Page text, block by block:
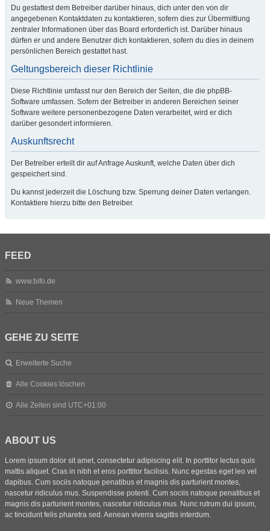
Du gestattest dem Betreiber darüber hinaus, dich unter den von dir
angegebenen Kontaktdaten zu kontaktieren, sofern dies zur Übermittlung
zentraler Informationen über das Board erforderlich ist. Darüber hinaus
dürfen er und andere Benutzer dich kontaktieren, sofern du dies in deinem
persönlichen Bereich gestattet hast.
Geltungsbereich dieser Richtlinie
Diese Richtlinie umfasst nur den Bereich der Seiten, die die phpBB-
Software umfassen. Sofern der Betreiber in anderen Bereichen seiner
Software weitere personenbezogene Daten verarbeitet, wird er dich
darüber gesondert informieren.
Auskunftsrecht
Der Betreiber erteilt dir auf Anfrage Auskunft, welche Daten über dich
gespeichert sind.
Du kannst jederzeit die Löschung bzw. Sperrung deiner Daten verlangen.
Kontaktiere hierzu bitte den Betreiber.
FEED
www.bifo.de
Neue Themen
GEHE ZU SEITE
Erweiterte Suche
Alle Cookies löschen
Alle Zeiten sind UTC+01:00
ABOUT US
Lorem ipsum dolor sit amet, consectetur adipiscing elit. In porttitor lectus quis
mattis aliquet. Cras in nibh et eros porttitor facilisis. Nunc egestas eget leo vel
dapibus. Cum sociis natoque penatibus et magnis dis parturient montes,
nascetur ridiculus mus. Suspendisse potenti. Cum sociis natoque penatibus et
magnis dis parturient montes, nascetur ridiculus mus. Nunc rutrum dui ipsum,
ac tincidunt felis pharetra sed. Aenean viverra sagittis interdum.